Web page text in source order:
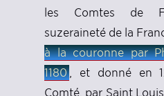
les Comtes de
suzeraineté de la
à la couronne par
1180 , et donné en
Comté, par Saint